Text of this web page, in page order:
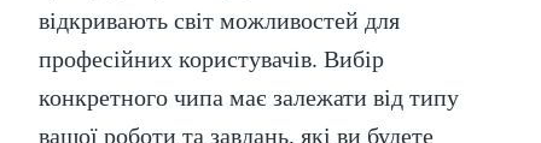
відкривають світ можливостей для
професійних користувачів. Вибір
конкретного чипа має залежати від типу
вашої роботи та завдань, які ви будете